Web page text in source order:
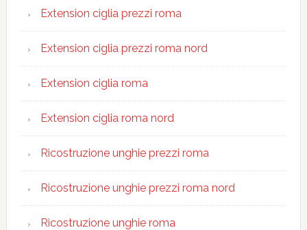
Extension ciglia prezzi roma
Extension ciglia prezzi roma nord
Extension ciglia roma
Extension ciglia roma nord
Ricostruzione unghie prezzi roma
Ricostruzione unghie prezzi roma nord
Ricostruzione unghie roma